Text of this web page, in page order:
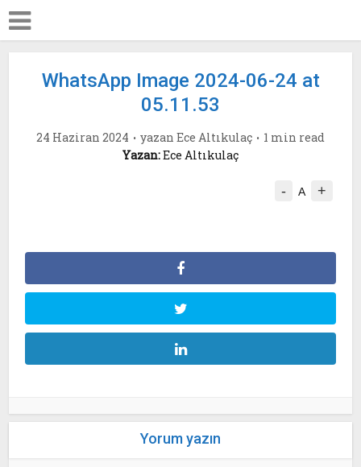
WhatsApp Image 2024-06-24 at
05.11.53
24 Haziran 2024 yazan Ece Altıkulaç
1 min read
Yazan:Ece Altıkulaç
- A +
Yorum yazın